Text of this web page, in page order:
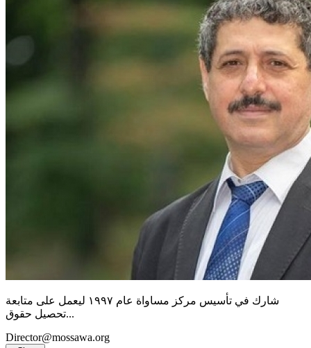
شارك في تأسيس مركز مساواة عام ١٩٩٧ ليعمل على متابعة
تحصيل حقوق...
Director@mossawa.org